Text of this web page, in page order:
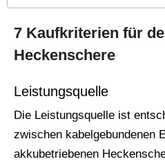
7 Kaufkriterien für
Heckenschere
Leistungsquelle
Die Leistungsquelle ist
zwischen kabelgebundenen
akkubetriebenen